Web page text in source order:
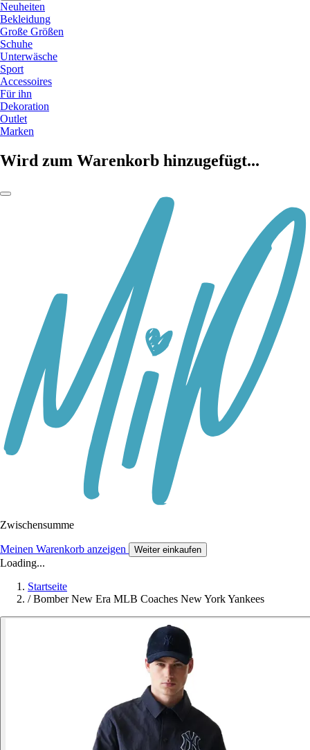
Neuheiten
Bekleidung
Große Größen
Schuhe
Unterwäsche
Sport
Accessoires
Für ihn
Dekoration
Outlet
Marken
Wird zum Warenkorb hinzugefügt...
Zwischensumme
Meinen Warenkorb anzeigen Weiter einkaufen
Loading...
Startseite
/ Bomber New Era MLB Coaches New York Yankees